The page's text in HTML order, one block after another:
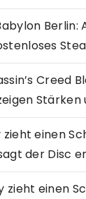
Berlin:
Creed
Stärken
zieht einen
der Disc
zieht einen